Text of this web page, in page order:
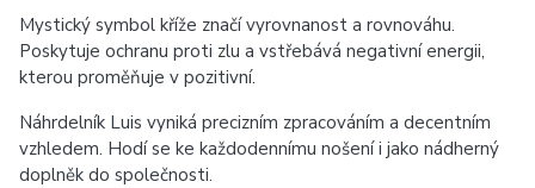
Mystický symbol kříže značí vyrovnanost a rovnováhu.
Poskytuje ochranu proti zlu a vstřebává negativní energii,
kterou proměňuje v pozitivní.
Náhrdelník Luis vyniká precizním zpracováním a decentním
vzhledem. Hodí se ke každodennímu nošení i jako nádherný
doplněk do společnosti.